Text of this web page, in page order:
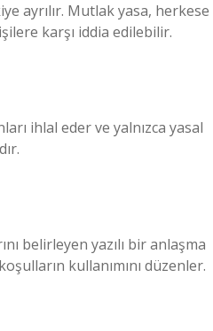
ayrılır. Mutlak yasa, herkese
karşı iddia edilebilir.
ihlal eder ve yalnızca yasal
belirleyen yazılı bir anlaşma
kullanımını düzenler.